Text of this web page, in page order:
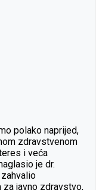
polako naprijed,
zdravstvenom
i veća
je dr.
za javno zdravstvo,